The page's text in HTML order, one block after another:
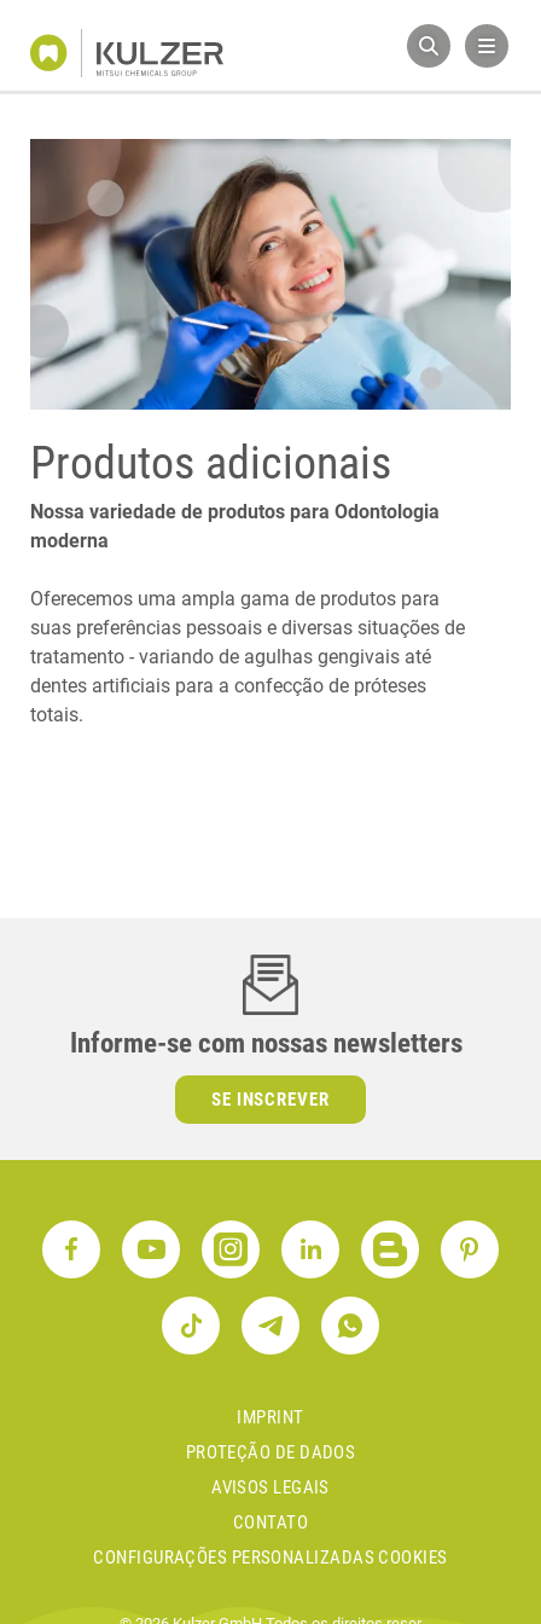
Produtos adicionais
Nossa variedade de produtos para Odontologia
moderna
Oferecemos uma ampla gama de produtos para
suas preferências pessoais e diversas situações de
tratamento - variando de agulhas gengivais até
dentes artificiais para a confecção de próteses
totais.
Informe-se com nossas newsletters
SE INSCREVER
IMPRINT
PROTEÇÃO DE DADOS
AVISOS LEGAIS
CONTATO
CONFIGURAÇÕES PERSONALIZADAS COOKIES